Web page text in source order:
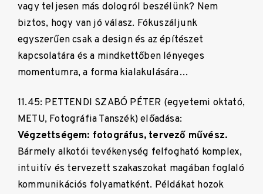
vagy teljesen más dologról beszélünk? Nem
biztos, hogy van jó válasz. Fókuszáljunk
egyszerűen csak a design és az építészet
kapcsolatára és a mindkettőben lényeges
momentumra, a forma kialakulására…
11.45: PETTENDI SZABÓ PÉTER (egyetemi oktató,
METU, Fotográfia Tanszék) előadása:
Végzettségem: fotográfus, tervező művész.
Bármely alkotói tevékenység felfogható komplex,
intuitív és tervezett szakaszokat magában foglaló
kommunikációs folyamatként. Példákat hozok